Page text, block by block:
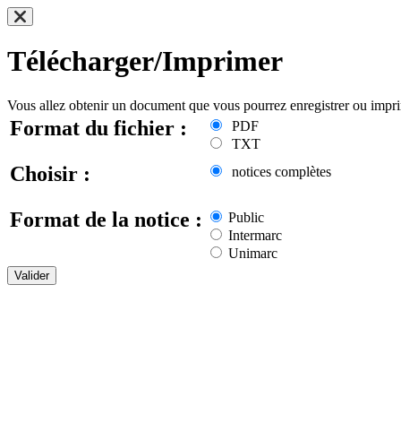
Télécharger/Imprimer
Vous allez obtenir un document que vous pourrez enregistrer ou
Format du fichier :
PDF
TXT
Choisir : notices complètes
Format de la notice :
Public
Intermarc
Unimarc